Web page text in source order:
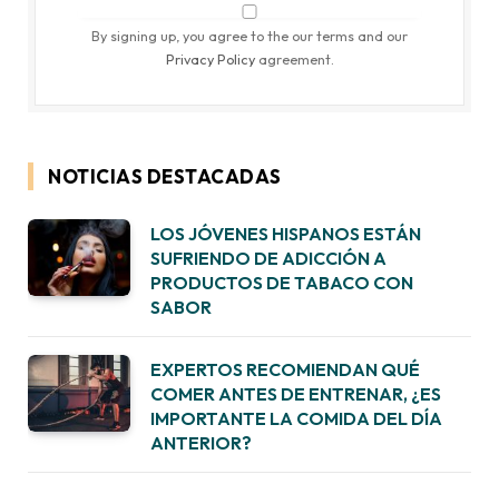
By signing up, you agree to the our terms and our
Privacy Policyagreement.
NOTICIAS DESTACADAS
LOS JÓVENES HISPANOS ESTÁN
SUFRIENDO DE ADICCIÓN A
PRODUCTOS DE TABACO CON
SABOR
EXPERTOS RECOMIENDAN QUÉ
COMER ANTES DE ENTRENAR, ¿ES
IMPORTANTE LA COMIDA DEL DÍA
ANTERIOR?